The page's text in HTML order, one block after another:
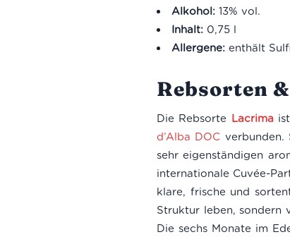
Alkohol:13% vol.
Inhalt:0,75 l
Allergene:enthält
Rebsorten
Die Rebsorte Lacrimaist
d’Alba DOC
sehr eigenständigen
internationale Cuvée-
klare, frische und
Struktur leben, sondern
Die sechs Monate im